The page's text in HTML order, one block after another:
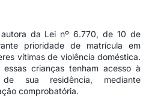
da Lei nº 6.770, de 10 de
prioridade de matrícula em
vítimas de violência doméstica.
crianças tenham acesso à
sua residência, mediante
comprobatória.